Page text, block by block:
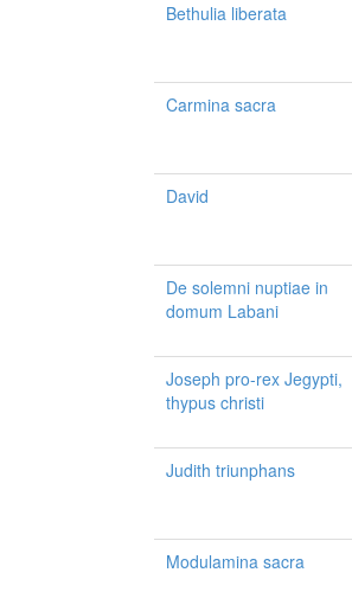
Bethulia liberata
Carmina sacra
David
De solemni nuptiae in
domum Labani
Joseph pro-rex Jegypti,
thypus christi
Judith triunphans
Modulamina sacra